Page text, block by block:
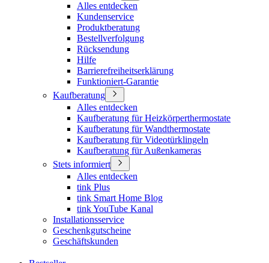
Alles entdecken
Kundenservice
Produktberatung
Bestellverfolgung
Rücksendung
Hilfe
Barrierefreiheitserklärung
Funktioniert-Garantie
Kaufberatung
Alles entdecken
Kaufberatung für Heizkörperthermostate
Kaufberatung für Wandthermostate
Kaufberatung für Videotürklingeln
Kaufberatung für Außenkameras
Stets informiert
Alles entdecken
tink Plus
tink Smart Home Blog
tink YouTube Kanal
Installationsservice
Geschenkgutscheine
Geschäftskunden